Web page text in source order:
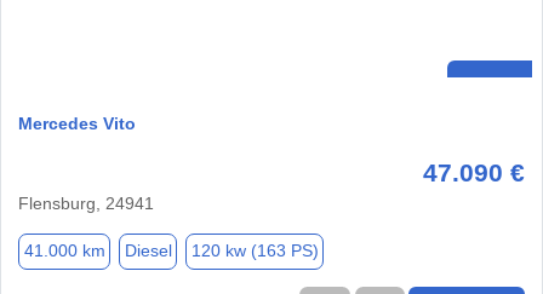
Mercedes Vito
47.090 €
Flensburg, 24941
41.000 km Diesel 120 kw (163 PS)